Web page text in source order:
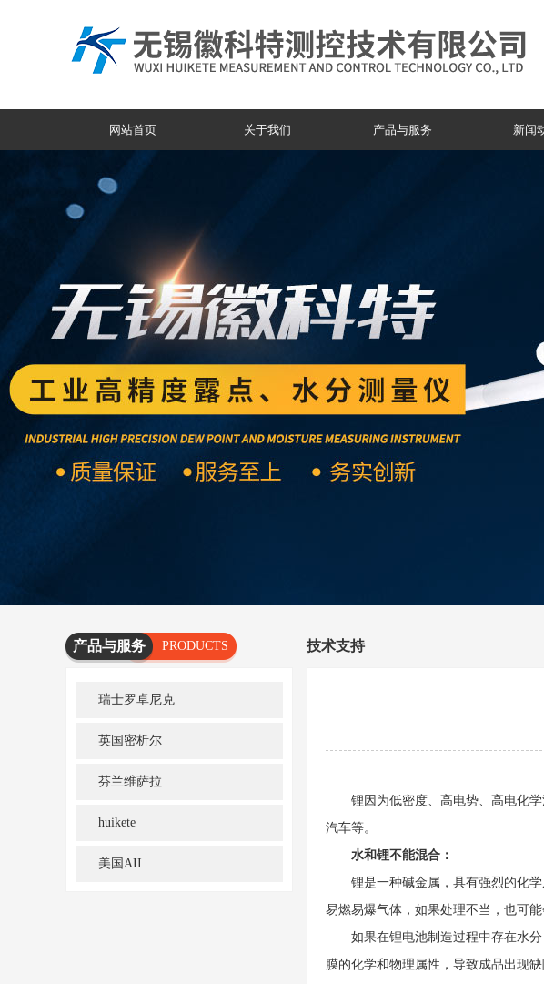
网站首页 关于我们 产品与服务 新闻
产品与服务
PRODUCTS
SERVICES
瑞士罗卓尼克
英国密析尔
芬兰维萨拉
huikete
美国AII
技术支持
锂因为低密度、高电势、高电化学
汽车等。
水和锂不能混合：
锂是一种碱金属，具有强烈的化学
易燃易爆气体，如果处理不当，也可能
如果在锂电池制造过程中存在水分
膜的化学和物理属性，导致成品出现